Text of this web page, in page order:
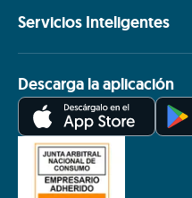
Servicios Inteligentes
Descarga la aplicación